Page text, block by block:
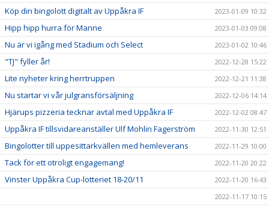
Köp din bingolott digitalt av Uppåkra IF 2023-01-09 10:32
Hipp hipp hurra för Manne 2023-01-03 09:08
Nu är vi igång med Stadium och Select 2023-01-02 10:46
"TJ" fyller år! 2022-12-28 15:22
Lite nyheter kring herrtruppen 2022-12-21 11:38
Nu startar vi vår julgransförsäljning 2022-12-06 14:14
Hjärups pizzeria tecknar avtal med Uppåkra IF 2022-12-02 08:47
Uppåkra IF tillsvidareanställer Ulf Mohlin Fagerström 2022-11-30 12:51
Bingolotter till uppesittarkvällen med hemleverans 2022-11-29 10:00
Tack för ett otroligt engagemang! 2022-11-20 20:22
Vinster Uppåkra Cup-lotteriet 18-20/11
2022-11-20 16:43
2022-11-17 10:15